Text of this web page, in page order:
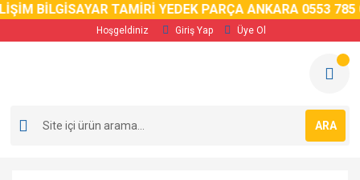
BİLGİSAYAR TAMİRİ YEDEK PARÇA ANKARA 0553 785 02
Hoşgeldiniz Giriş Yap Üye Ol
ARA